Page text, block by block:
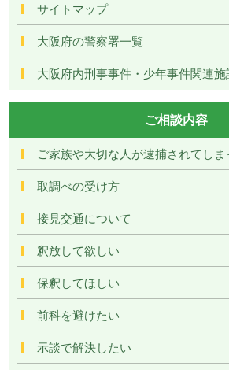
サイトマップ
大阪府の警察署一覧
大阪府内刑事事件・少年事件関連施
ご相談内容
ご家族や大切な人が逮捕されてしま
取調べの受け方
接見交通について
釈放して欲しい
保釈してほしい
前科を避けたい
示談で解決したい